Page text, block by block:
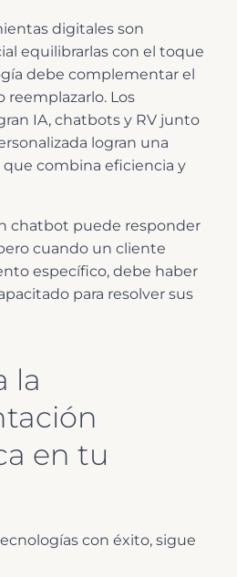
digitales son
equilibrarlas con el toque
debe complementar el
reemplazarlo. Los
IA, chatbots y RV junto
logran una
combina eficiencia y
chatbot puede responder
cuando un cliente
específico, debe haber
para resolver sus
la
en tu
con éxito, sigue